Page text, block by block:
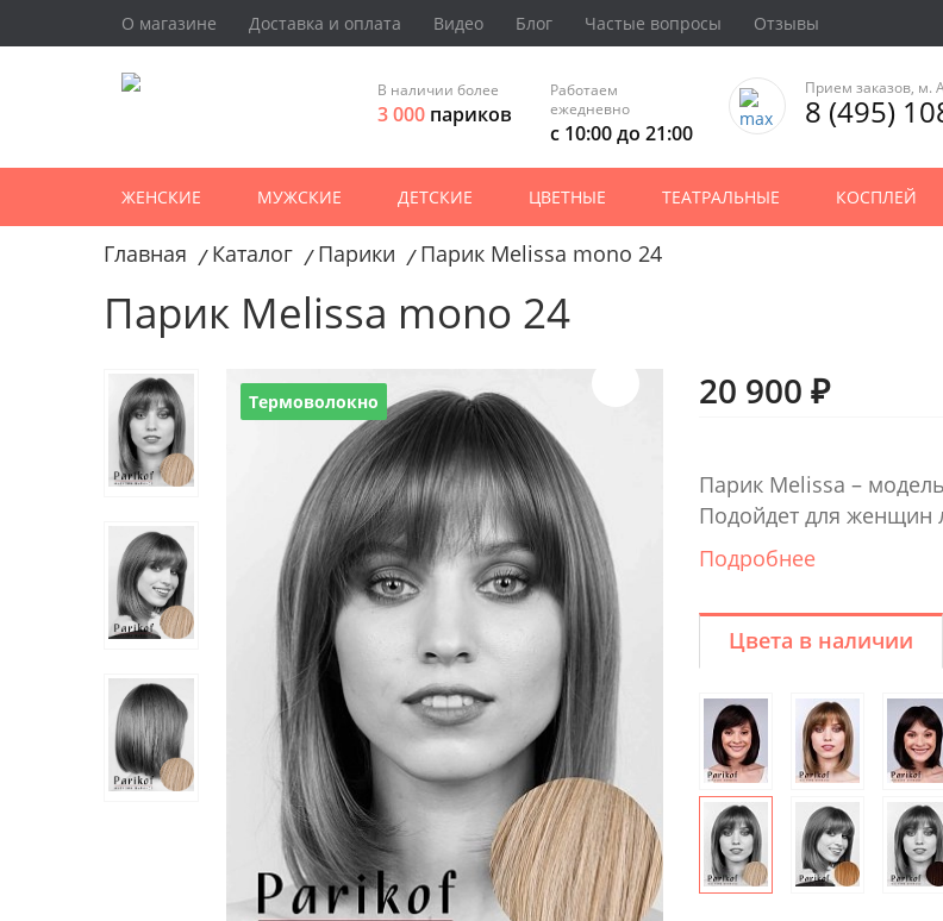
О магазине Доставка и оплата Видео Блог Частые вопросы Отзывы
В наличии более
3 000 париков
Работаем
ежедневно
с 10:00 до 21:00
Прием заказов, м.
8 (495)
ЖЕНСКИЕ МУЖСКИЕ ДЕТСКИЕ ЦВЕТНЫЕ ТЕАТРАЛЬНЫЕ КОСПЛЕЙ
Главная / Каталог / Парики / Парик Melissa mono 24
Парик Melissa mono 24
Термоволокно 20 900 ₽
Парик Melissa –
Подойдет для женщин
Подробнее
Цвета в наличии